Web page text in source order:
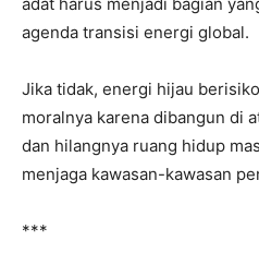
agenda transisi energi global.
Jika tidak, energi hijau
moralnya karena dibangun di
dan hilangnya ruang hidup
menjaga kawasan-kawasan
***